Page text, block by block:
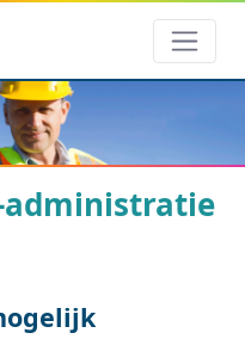
administratie